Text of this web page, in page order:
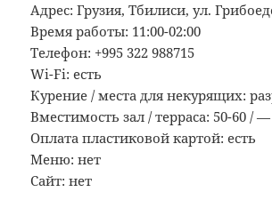
Адрес: Грузия, Тбилиси, ул.
Время работы: 11:00-02:00
Телефон: +995 322 988715
Wi-Fi: есть
Курение / места для некурящих:
Вместимость зал / терраса: 50-60 /
Оплата пластиковой картой: есть
Меню: нет
Сайт: нет